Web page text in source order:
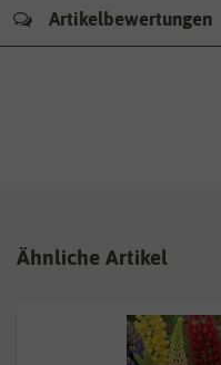
Artikelbewertungen
Ähnliche Artikel